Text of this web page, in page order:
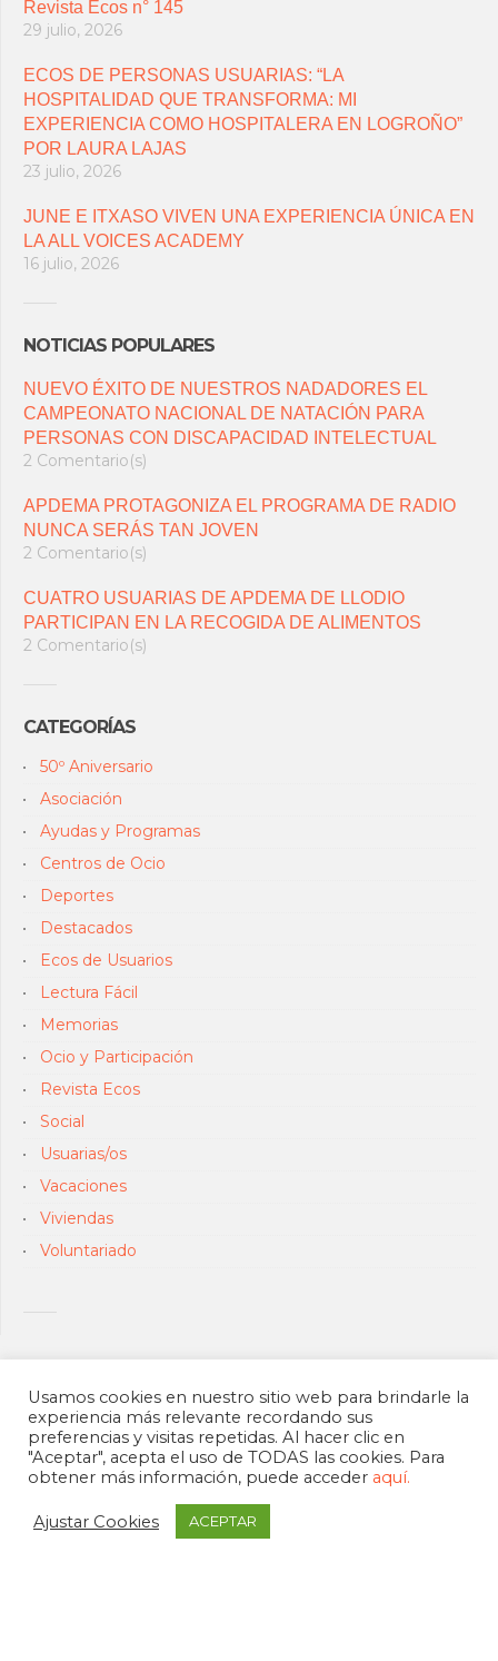
Revista Ecos n° 145
29 julio, 2026
ECOS DE PERSONAS USUARIAS: “LA
HOSPITALIDAD QUE TRANSFORMA: MI
EXPERIENCIA COMO HOSPITALERA EN LOGROÑO”
POR LAURA LAJAS
23 julio, 2026
JUNE E ITXASO VIVEN UNA EXPERIENCIA ÚNICA EN
LA ALL VOICES ACADEMY
16 julio, 2026
NOTICIAS POPULARES
NUEVO ÉXITO DE NUESTROS NADADORES EL
CAMPEONATO NACIONAL DE NATACIÓN PARA
PERSONAS CON DISCAPACIDAD INTELECTUAL
2 Comentario(s)
APDEMA PROTAGONIZA EL PROGRAMA DE RADIO
NUNCA SERÁS TAN JOVEN
2 Comentario(s)
CUATRO USUARIAS DE APDEMA DE LLODIO
PARTICIPAN EN LA RECOGIDA DE ALIMENTOS
2 Comentario(s)
CATEGORÍAS
50º Aniversario
Asociación
Ayudas y Programas
Centros de Ocio
Deportes
Destacados
Ecos de Usuarios
Lectura Fácil
Memorias
Ocio y Participación
Revista Ecos
Social
Usuarias/os
Vacaciones
Viviendas
Voluntariado
Usamos cookies en nuestro sitio web para brindarle la
experiencia más relevante recordando sus
preferencias y visitas repetidas. Al hacer clic en
"Aceptar", acepta el uso de TODAS las cookies. Para
obtener más información, puede acceder aquí.
Ajustar Cookies ACEPTAR